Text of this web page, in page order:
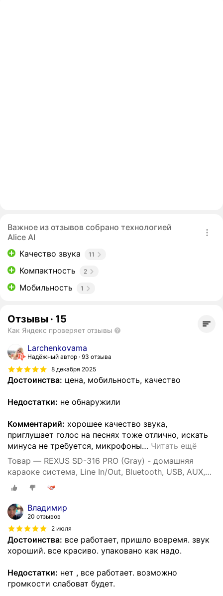
Важное из отзывов собрано технологией
Alice AI
Качество звука
11
Компактность 2
Мобильность 1
Отзывы · 15
Как Яндекс проверяет отзывы
Larchenkovama
Надёжный автор 93 отзыва
8 декабря 2025
Достоинства: цена, мобильность, качество
Недостатки: не обнаружили
Комментарий: хорошее качество звука,
приглушает голос на песнях тоже отлично, искать
минуса не требуется, микрофоны… Читать ещё
Товар — REXUS SD-316 PRO (Gray) - домашняя
караоке система, Line In/Out, Bluetooth, USB, AUX,
аплодиcменты
Владимир
20 отзывов
2 июля
Достоинства: все работает, пришло вовремя. звук
хороший. все красиво. упаковано как надо.
Недостатки: нет , все работает. возможно
громкости слабоват будет.